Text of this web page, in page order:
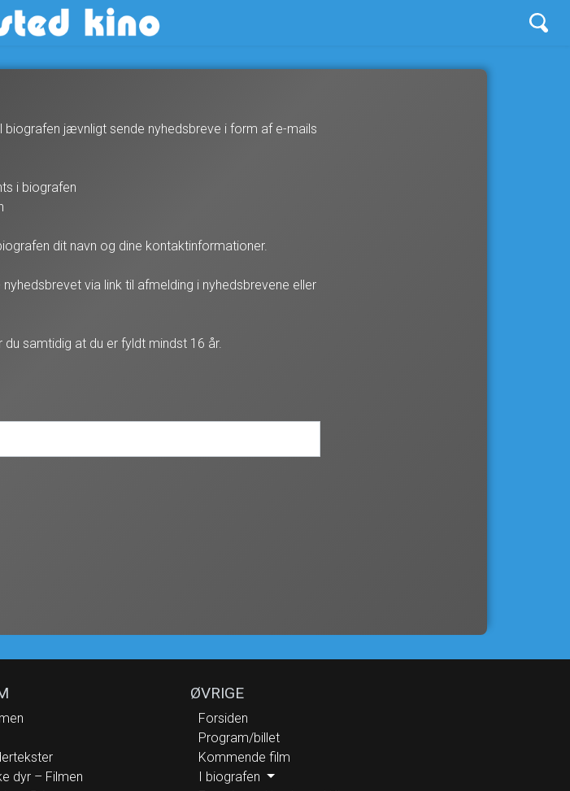
jævnligt sende nyhedsbreve i form af e-mails
i biografen
dit navn og dine kontaktinformationer.
via link til afmelding i nyhedsbrevene eller
samtidig at du er fyldt mindst 16 år.
dyr – Filmen
ØVRIGE
Forsiden
Program/billet
Kommende film
I biografen